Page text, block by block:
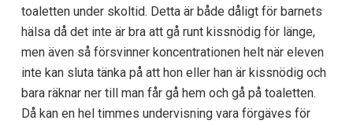
toaletten under skoltid. Detta är både dåligt för barnets
hälsa då det inte är bra att gå runt kissnödig för länge,
men även så försvinner koncentrationen helt när eleven
inte kan sluta tänka på att hon eller han är kissnödig och
bara räknar ner till man får gå hem och gå på toaletten.
Då kan en hel timmes undervisning vara förgäves för